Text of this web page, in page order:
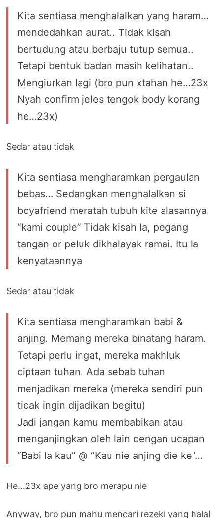
Kita sentiasa menghalalkan yang haram…
mendedahkan aurat.. Tidak kisah
bertudung atau berbaju tutup semua..
Tetapi bentuk badan masih kelihatan..
Mengiurkan lagi (bro pun xtahan he…23x
Nyah confirm jeles tengok body korang
he…23x)
Sedar atau tidak
Kita sentiasa mengharamkan pergaulan
bebas… Sedangkan menghalalkan si
boyafriend meratah tubuh kite alasannya
“kami couple” Tidak kisah la, pegang
tangan or peluk dikhalayak ramai. Itu la
kenyataannya
Sedar atau tidak
Kita sentiasa mengharamkan babi &
anjing. Memang mereka binatang haram.
Tetapi perlu ingat, mereka makhluk
ciptaan tuhan. Ada sebab tuhan
menjadikan mereka (mereka sendiri pun
tidak ingin dijadikan begitu)
Jadi jangan kamu membabikan atau
menganjingkan oleh lain dengan ucapan
“Babi la kau” @ “Kau nie anjing die ke”…
He…23x ape yang bro merapu nie
Anyway, bro pun mahu mencari rezeki yang halal